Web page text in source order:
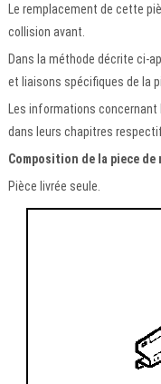
Le remplacement de cette
collision avant.
Dans la méthode décrite ci-
et liaisons spécifiques de la
Les informations
dans leurs chapitres
Composition de la piece de
Pièce livrée seule.